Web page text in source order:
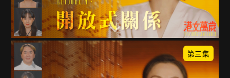
第三集